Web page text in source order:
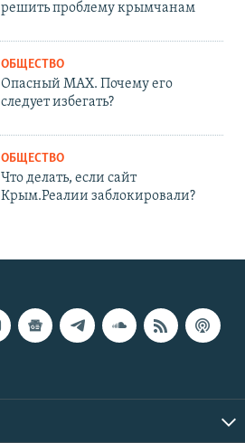
решить проблему крымчанам
ОБЩЕСТВО
Опасный MAX. Почему его
следует избегать?
ОБЩЕСТВО
Что делать, если сайт
Крым.Реалии заблокировали?